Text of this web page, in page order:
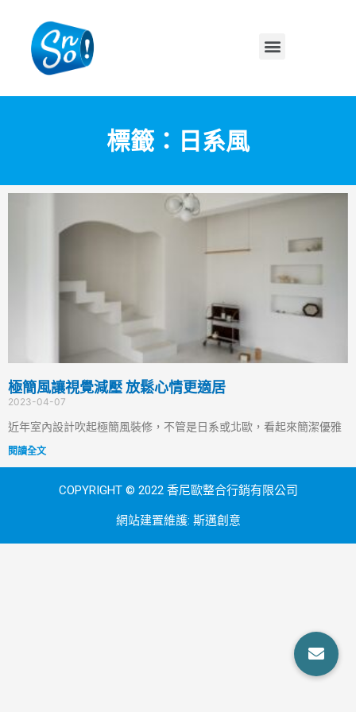
標籤：日系風
極簡風讓視覺減壓 放鬆心情更適居
2023-04-07
近年室內設計吹起極簡風裝修，不管是日系或北歐，看起來簡潔優雅
閱讀全文
COPYRIGHT © 2022 香尼歐整合行銷有限公司
網站建置維護: 斯邁創意